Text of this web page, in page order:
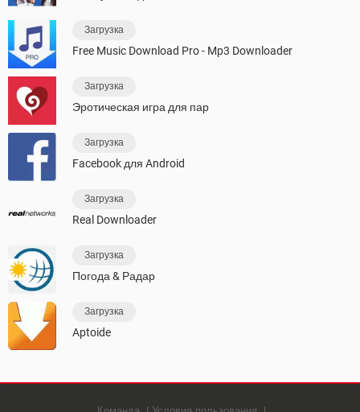
Загрузка
Free Music Download Pro - Mp3 Downloader
Загрузка
Эротическая игра для пар
Загрузка
Facebook для Android
Загрузка
Real Downloader
Загрузка
Погода & Радар
Загрузка
Aptoide